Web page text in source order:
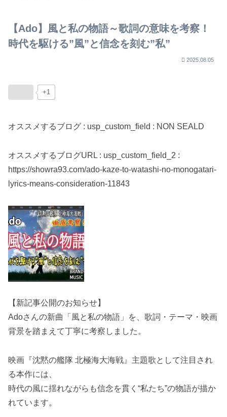
【Ado】風と私の物語～歌詞の意味を考察！
時代を駆ける”風”と信念を刻む”私”
2025.08.05
+1
オススメするブログ : usp_custom_field : NON SEALD
オススメするブログURL : usp_custom_field_2 :
https://showra93.com/ado-kaze-to-watashi-no-monogatari-
lyrics-means-consideration-11843
【新記事公開のお知らせ】
Adoさんの新曲「風と私の物語」を、歌詞・テーマ・映画
背景を踏まえて丁寧に考察しました。
映画『沈黙の艦隊 北極海大海戦』主題歌として注目され
る本作には、
時代の風に揺れながらも信念を貫く“私たち”の物語が描か
れています。